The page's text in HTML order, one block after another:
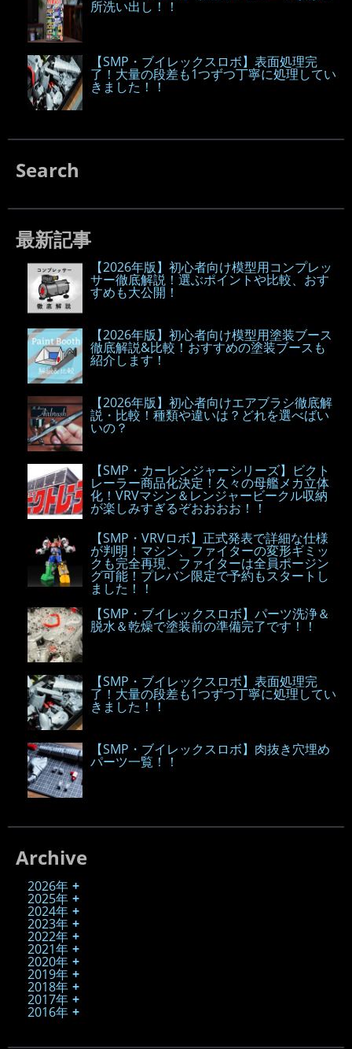
所洗い出し！！
【SMP・ブイレックスロボ】表面処理完
了！大量の段差も1つずつ丁寧に処理してい
きました！！
Search
最新記事
【2026年版】初心者向け模型用コンプレッ
サー徹底解説！選ぶポイントや比較、おす
すめも大公開！
【2026年版】初心者向け模型用塗装ブース
徹底解説&比較！おすすめの塗装ブースも
紹介します！
【2026年版】初心者向けエアブラシ徹底解
説・比較！種類や違いは？どれを選べばい
いの？
【SMP・カーレンジャーシリーズ】ビクト
レーラー商品化決定！久々の母艦メカ立体
化！VRVマシン＆レンジャービークル収納
が楽しみすぎるぞおおおお！！
【SMP・VRVロボ】正式発表で詳細な仕様
が判明！マシン、ファイターの変形ギミッ
クも完全再現、ファイターは全員ポージン
グ可能！プレバン限定で予約もスタートし
ました！！
【SMP・ブイレックスロボ】パーツ洗浄＆
脱水＆乾燥で塗装前の準備完了です！！
【SMP・ブイレックスロボ】表面処理完
了！大量の段差も1つずつ丁寧に処理してい
きました！！
【SMP・ブイレックスロボ】肉抜き穴埋め
パーツ一覧！！
Archive
2026年
2025年
2024年
2023年
2022年
2021年
2020年
2019年
2018年
2017年
2016年